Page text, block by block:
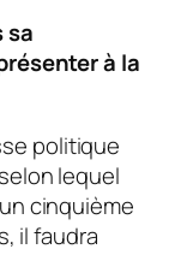
sa
à la
politique
lequel
cinquième
il faudra